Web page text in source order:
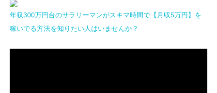
年収300万円台のサラリーマンがスキマ時間で【月収5万円】を
稼いでる方法を知りたい人はいませんか？